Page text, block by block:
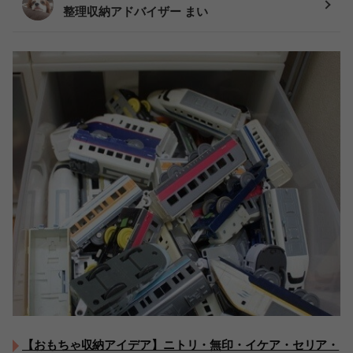
整理収納アドバイザー まい
【おもちゃ収納アイデア】ニトリ・無印・イケア・セリア・